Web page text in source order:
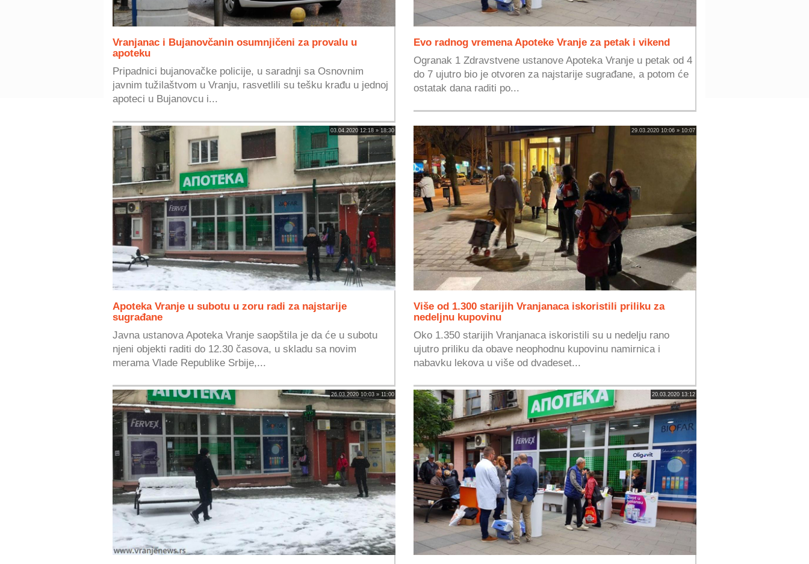
Vranjanac i Bujanovčanin osumnjičeni za provalu u
apoteku
Pripadnici bujanovačke policije, u saradnji sa Osnovnim
javnim tužilaštvom u Vranju, rasvetlili su tešku krađu u jednoj
apoteci u Bujanovcu i...
Evo radnog vremena Apoteke Vranje za petak i vikend
Ogranak 1 Zdravstvene ustanove Apoteka Vranje u petak od 4
do 7 ujutro bio je otvoren za najstarije sugrađane, a potom će
ostatak dana raditi po...
03.04.2020 12:18 » 18:30
Apoteka Vranje u subotu u zoru radi za najstarije
sugrađane
Javna ustanova Apoteka Vranje saopštila je da će u subotu
njeni objekti raditi do 12.30 časova, u skladu sa novim
merama Vlade Republike Srbije,...
29.03.2020 10:06 » 10:07
Više od 1.300 starijih Vranjanaca iskoristili priliku za
nedeljnu kupovinu
Oko 1.350 starijih Vranjanaca iskoristili su u nedelju rano
ujutro priliku da obave neophodnu kupovinu namirnica i
nabavku lekova u više od dvadeset...
26.03.2020 10:03 » 11:00 20.03.2020 13:12